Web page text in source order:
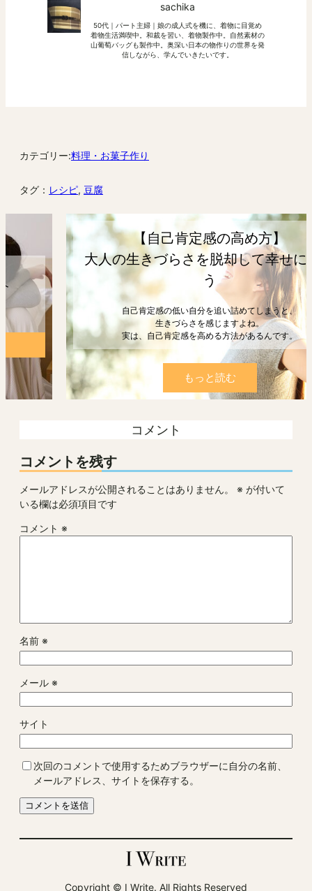
sachika
50代｜パート主婦｜娘の成人式を機に、着物に目覚め
着物生活満喫中。和裁を習い、着物製作中。自然素材の
山葡萄バッグも製作中。奥深い日本の物作りの世界を発
信しながら、学んでいきたいです。
カテゴリー:料理・お菓子作り
タグ： レシピ, 豆腐
【自己肯定感の高め方】
大人の生きづらさを脱却して幸せになろ
う
自己肯定感の低い自分を追い詰めてしまうと、
生きづらさを感じますよね。
実は、自己肯定感を高める方法があるんです。
もっと読む
コメント
コメントを残す
メールアドレスが公開されることはありません。 ※ が付いて
いる欄は必須項目です
コメント ※
名前 ※
メール ※
サイト
次回のコメントで使用するためブラウザーに自分の名前、
メールアドレス、サイトを保存する。
Copyright ©︎ I Write. All Rights Reserved